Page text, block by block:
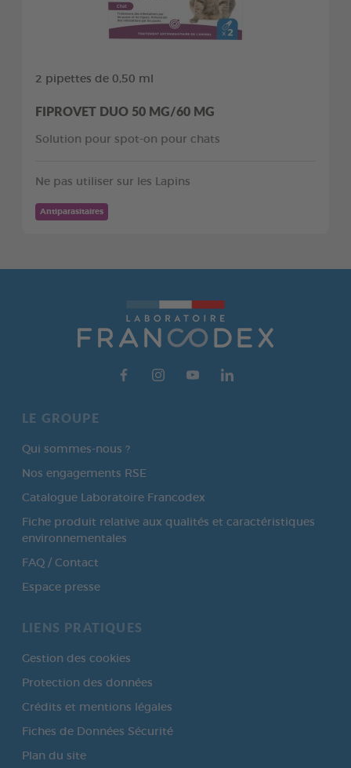
2 pipettes de 0,50 ml
FIPROVET DUO 50 MG/60 MG
Solution pour spot-on pour chats
Ne pas utiliser sur les Lapins
Antiparasitaires
LE GROUPE
Qui sommes-nous ?
Nos engagements RSE
Catalogue Laboratoire Francodex
Fiche produit relative aux qualités et caractéristiques
environnementales
FAQ / Contact
Espace presse
LIENS PRATIQUES
Gestion des cookies
Protection des données
Crédits et mentions légales
Fiches de Données Sécurité
Plan du site